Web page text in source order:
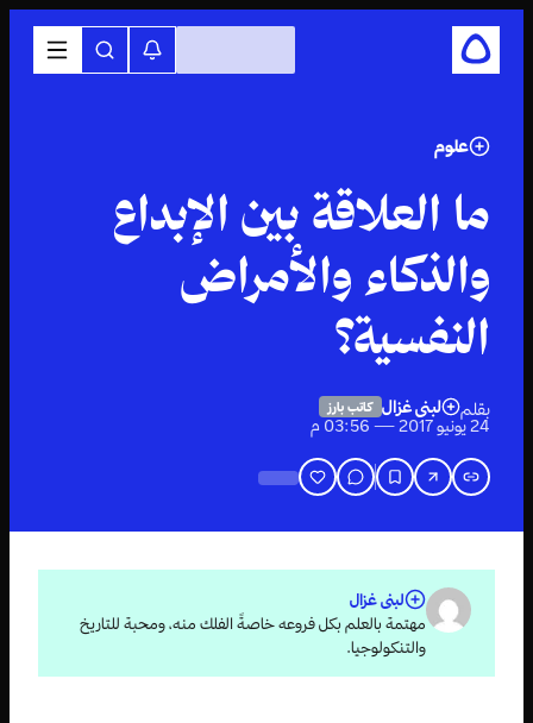
علوم
ما العلاقة بين الإبداع
والذكاء والأمراض
النفسية؟
بقلم لبنى غزال كاتب بارز
24 يونيو 2017 — 03:56 م
لبنى غزال
مهتمة بالعلم بكل فروعه خاصةً الفلك منه، ومحبة للتاريخ
والتنكولوجيا.